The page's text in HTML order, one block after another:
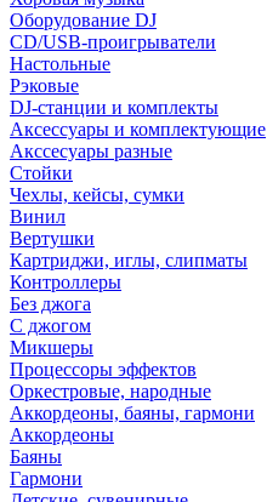
Оборудование DJ
CD/USB-проигрыватели
Настольные
Рэковые
DJ-станции и комплекты
Аксессуары и комплектующие
Акссесуары разные
Стойки
Чехлы, кейсы, сумки
Винил
Вертушки
Картриджи, иглы, слипматы
Контроллеры
Без джога
С джогом
Микшеры
Процессоры эффектов
Оркестровые, народные
Аккордеоны, баяны, гармони
Аккордеоны
Баяны
Гармони